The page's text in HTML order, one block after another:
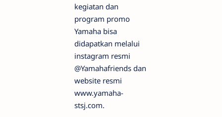
kegiatan dan
program promo
Yamaha bisa
didapatkan melalui
instagram resmi
@Yamahafriends dan
website resmi
www.yamaha-
stsj.com.